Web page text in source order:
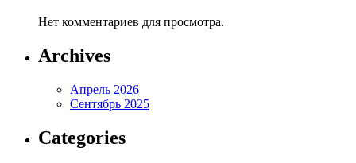
Нет комментариев для просмотра.
Archives
Апрель 2026
Сентябрь 2025
Categories